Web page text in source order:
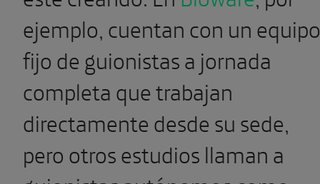
ejemplo, cuentan con un equipo
fijo de guionistas a jornada
completa que trabajan
directamente desde su sede,
pero otros estudios llaman a